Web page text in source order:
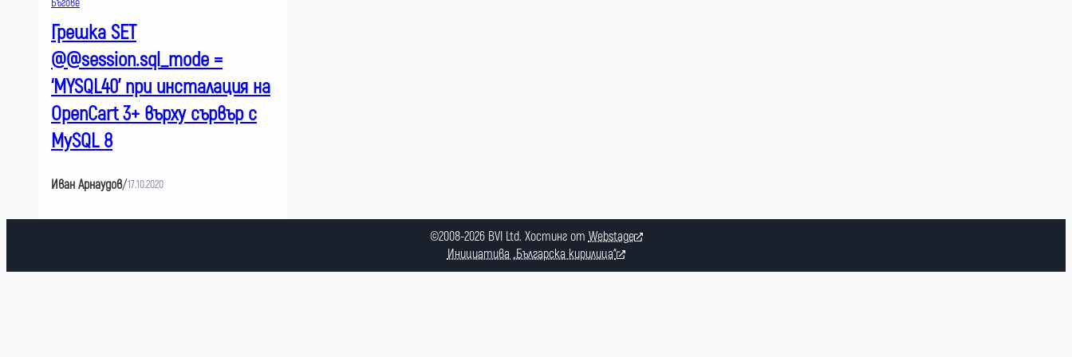
Бъгове
Грешка SET
@@session.sql_mode =
‘MYSQL40’ при инсталация на
OpenCart 3+ върху сървър с
MySQL 8
Иван Арнаудов/17.10.2020
©2008-2026 BVI Ltd. Хостинг отWebstage
Инициатива „Българска кирилица“